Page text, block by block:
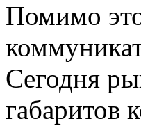
Помимо
Сегодня
габаритов